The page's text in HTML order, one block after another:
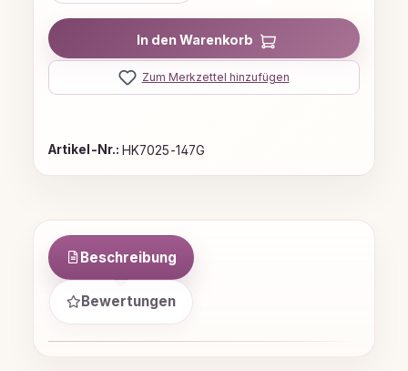
In den Warenkorb
Zum Merkzettel hinzufügen
Artikel-Nr.:HK7025-147G
Beschreibung
Bewertungen